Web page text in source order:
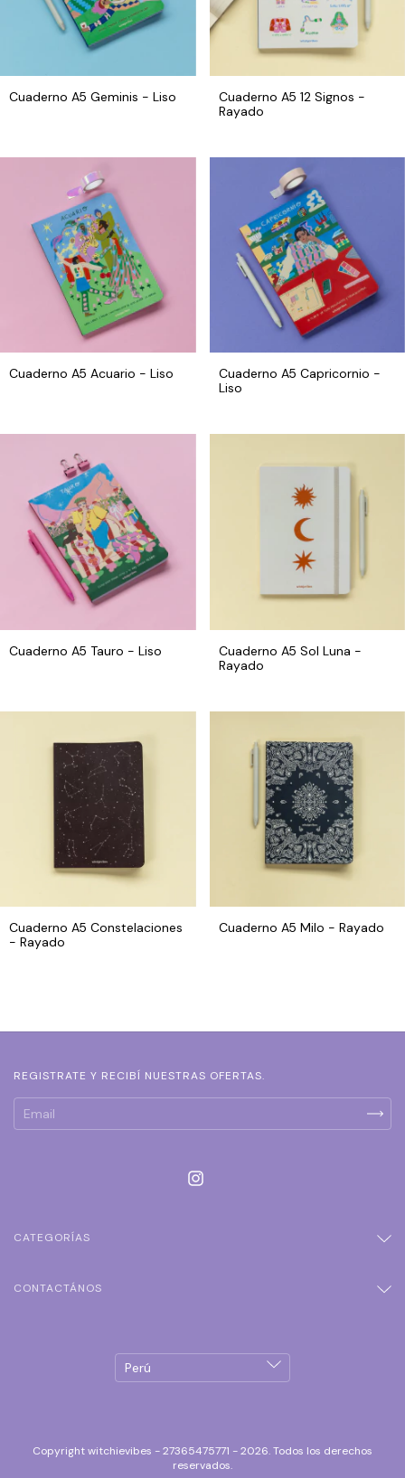
Cuaderno A5 Geminis - Liso
Cuaderno A5 12 Signos -
Rayado
Cuaderno A5 Acuario - Liso
Cuaderno A5 Capricornio -
Liso
Cuaderno A5 Tauro - Liso
Cuaderno A5 Sol Luna -
Rayado
Cuaderno A5 Constelaciones
- Rayado
Cuaderno A5 Milo - Rayado
REGISTRATE Y RECIBÍ NUESTRAS OFERTAS.
CATEGORÍAS
CONTACTÁNOS
Copyright witchievibes - 27365475771 - 2026. Todos los derechos
reservados.